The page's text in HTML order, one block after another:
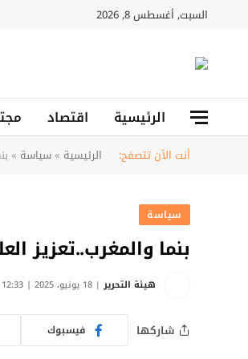
السبت, أغسطس 8, 2026
الرئيسية اقتصاد
أنت الآن تتصفح: الرئيسية »سياسة »
سياسة
بنما والمغرب..تعزيز
هيئة التحرير 18 يونيو، 2025 | 12:33
شاركها فيسبوك